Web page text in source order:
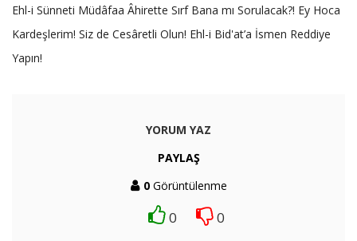
Ehl-i Sünneti Müdâfaa Âhirette Sırf Bana mı Sorulacak?! Ey Hoca
Kardeşlerim! Siz de Cesâretli Olun! Ehl-i Bid'at’a İsmen Reddiye
Yapın!
YORUM YAZ
PAYLAŞ
0Görüntülenme
0 0